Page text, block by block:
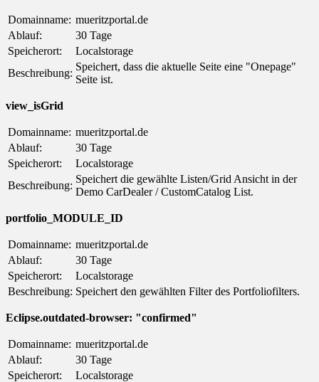
Domainname: mueritzportal.de
Ablauf:
30 Tage
Speicherort:
Localstorage
Beschreibung:
Speichert, dass die aktuelle Seite eine "Onepage"
Seite ist.
view_isGrid
Domainname: mueritzportal.de
Ablauf:
30 Tage
Speicherort:
Localstorage
Beschreibung:
Speichert die gewählte Listen/Grid Ansicht in der
Demo CarDealer / CustomCatalog List.
portfolio_MODULE_ID
Domainname: mueritzportal.de
Ablauf:
30 Tage
Speicherort:
Localstorage
Beschreibung: Speichert den gewählten Filter des Portfoliofilters.
Eclipse.outdated-browser: "confirmed"
Domainname: mueritzportal.de
Ablauf:
30 Tage
Speicherort:
Localstorage